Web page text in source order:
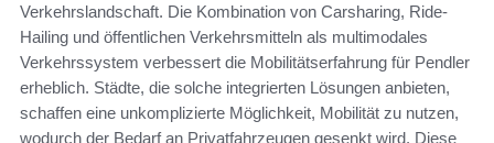
Verkehrslandschaft. Die Kombination von Carsharing, Ride-
Hailing und öffentlichen Verkehrsmitteln als multimodales
Verkehrssystem verbessert die Mobilitätserfahrung für Pendler
erheblich. Städte, die solche integrierten Lösungen anbieten,
schaffen eine unkomplizierte Möglichkeit, Mobilität zu nutzen,
wodurch der Bedarf an Privatfahrzeugen gesenkt wird. Diese